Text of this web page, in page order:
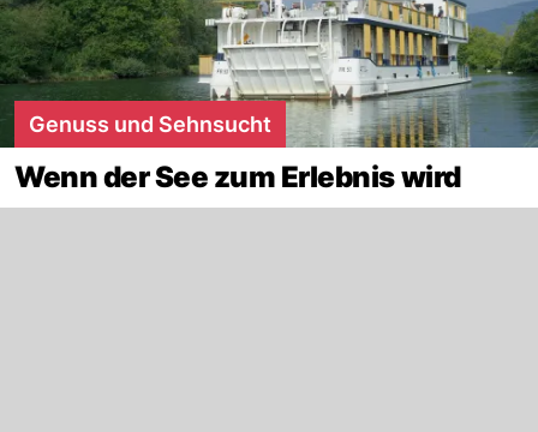
Genuss und Sehnsucht
Wenn der See zum Erlebnis wird